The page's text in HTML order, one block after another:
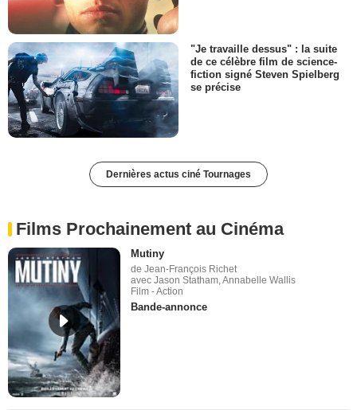
"Je travaille dessus" : la suite
de ce célèbre film de science-
fiction signé Steven Spielberg
se précise
Dernières actus ciné Tournages
Films Prochainement au Cinéma
Mutiny
de Jean-François Richet
avec Jason Statham, Annabelle Wallis
Film - Action
Bande-annonce